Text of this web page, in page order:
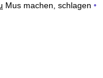
Mus machen, schlagen •